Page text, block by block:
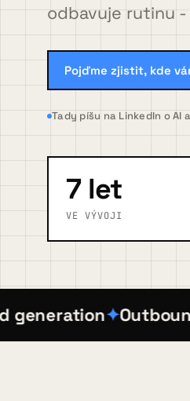
FAQ
Blog
Pojďme zjistit, kde vám
odbavuje rutinu
Pojďme zjistit, kde
Tady píšu na LinkedIn o
7 let
VE VÝVOJI
Outbound